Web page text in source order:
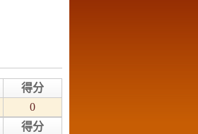
得分
0
得分